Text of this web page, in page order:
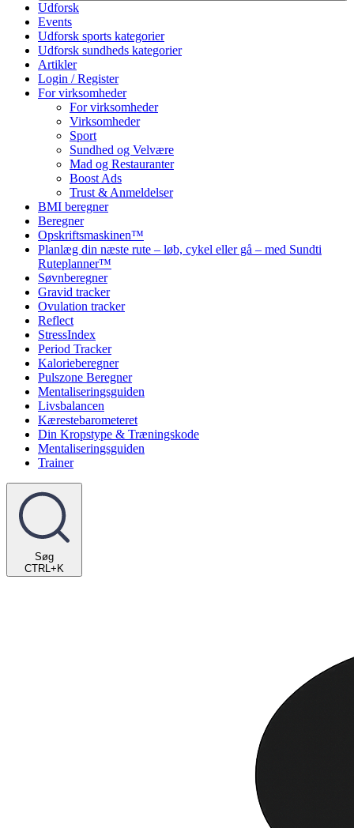
Udforsk
Events
Udforsk sports kategorier
Udforsk sundheds kategorier
Artikler
Login / Register
For virksomheder
For virksomheder
Virksomheder
Sport
Sundhed og Velvære
Mad og Restauranter
Boost Ads
Trust & Anmeldelser
BMI beregner
Beregner
Opskriftsmaskinen™
Planlæg din næste rute – løb, cykel eller gå – med Sundti
Ruteplanner™
Søvnberegner
Gravid tracker
Ovulation tracker
Reflect
StressIndex
Period Tracker
Kalorieberegner
Pulszone Beregner
Mentaliseringsguiden
Livsbalancen
Kærestebarometeret
Din Kropstype & Træningskode
Mentaliseringsguiden
Trainer
Søg
CTRL+K